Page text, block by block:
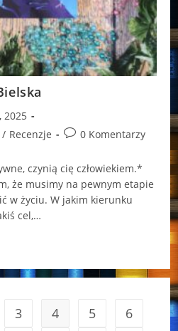
2025
/ Recenzje
Post0 Komentarzy
czynią cię człowiekiem.*
że musimy na pewnym etapie
w życiu. W jakim kierunku
cel,…
3 4 5
6